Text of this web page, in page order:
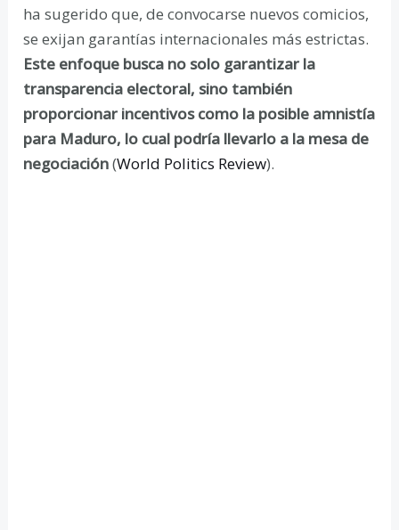
ha sugerido que, de convocarse nuevos comicios,
se exijan garantías internacionales más estrictas.
Este enfoque busca no solo garantizar la
transparencia electoral, sino también
proporcionar incentivos como la posible amnistía
para Maduro, lo cual podría llevarlo a la mesa de
negociación(World Politics Review).